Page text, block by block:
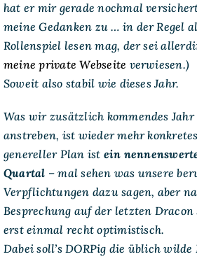
hat er mir gerade nochmal
meine Gedanken zu … in der Regel
Rollenspiel lesen mag, der sei
meine private Webseite verwiesen.)
Soweit also stabil wie dieses Jahr.
Was wir zusätzlich kommendes
anstreben, ist wieder mehr
genereller Plan ist ein
Quartal – mal sehen was unsere
Verpflichtungen dazu sagen, aber
Besprechung auf der letzten
erst einmal recht optimistisch.
Dabei soll’s DORPig die üblich